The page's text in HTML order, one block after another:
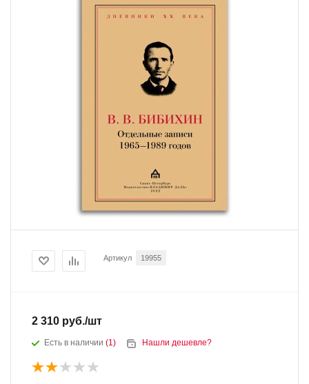
Артикул 19955
2 310 руб./шт
Есть в наличии (1) Нашли дешевле?